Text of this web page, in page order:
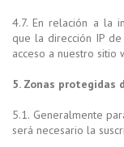
4.7. En relación a la
que la dirección IP
acceso a nuestro sitio
5. Zonas protegidas
5.1. Generalmente
será necesario la